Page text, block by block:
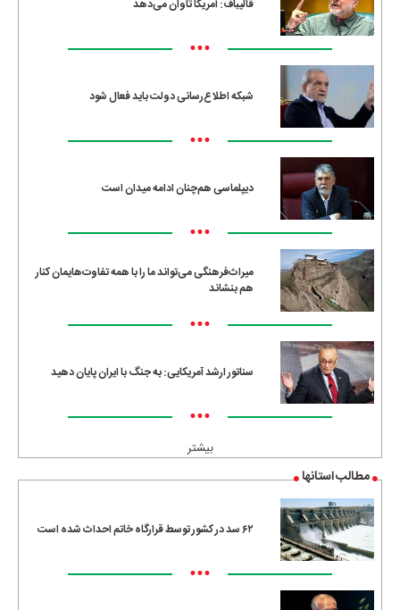
قالیباف: آمریکا تاوان می‌دهد
•••
شبکه اطلاع‌رسانی دولت باید فعال شود
•••
دیپلماسی هم‌چنان ادامه میدان است
•••
میراث‌فرهنگی می‌تواند ما را با همه تفاوت‌هایمان کنار
هم بنشاند
•••
سناتور ارشد آمریکایی: به جنگ با ایران پایان دهید
•••
بیشتر
مطالب استانها
۶۲ سد در کشور توسط قرارگاه خاتم احداث شده است
•••